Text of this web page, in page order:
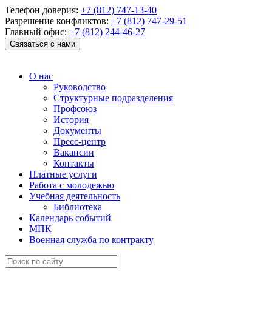
Телефон доверия: +7 (812) 747-13-40
Разрешение конфликтов: +7 (812) 747-29-51
Главный офис: +7 (812) 244-46-27
Связаться с нами
О нас
Руководство
Структурные подразделения
Профсоюз
История
Документы
Пресс-центр
Вакансии
Контакты
Платные услуги
Работа с молодежью
Учебная деятельность
Библиотека
Календарь событий
МПК
Военная служба по контракту